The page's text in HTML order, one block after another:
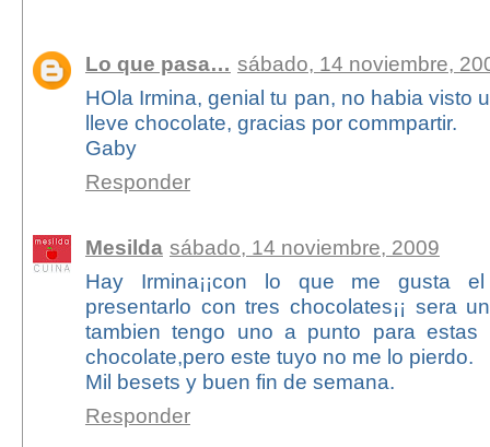
Lo que pasa… sábado, 14 noviembre,
HOla Irmina, genial tu pan, no habia visto
lleve chocolate, gracias por commpartir.
Gaby
Responder
Mesilda sábado, 14 noviembre, 2009
Hay Irmina¡¡con lo que me gusta
presentarlo con tres chocolates¡¡ sera
tambien tengo uno a punto para estas
chocolate,pero este tuyo no me lo pierdo.
Mil besets y buen fin de semana.
Responder